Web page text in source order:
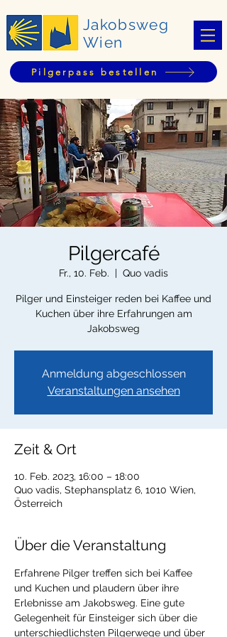
Jakobsweg
Wien
Pilgerpass bestellen
Pilgercafé
Fr., 10. Feb.
  |
Quo vadis
Pilger und Einsteiger reden bei Kaffee und
Kuchen über ihre Erfahrungen am
Jakobsweg
Anmeldung abgeschlossen
Veranstaltungen ansehen
Zeit & Ort
10. Feb. 2023, 16:00 – 18:00
Quo vadis, Stephansplatz 6, 1010 Wien,
Österreich
Über die Veranstaltung
Erfahrene Pilger treffen sich bei Kaffee
und Kuchen und plaudern über ihre
Erlebnisse am Jakobsweg. Eine gute
Gelegenheit für Einsteiger sich über die
unterschiedlichsten Pilgerwege und über